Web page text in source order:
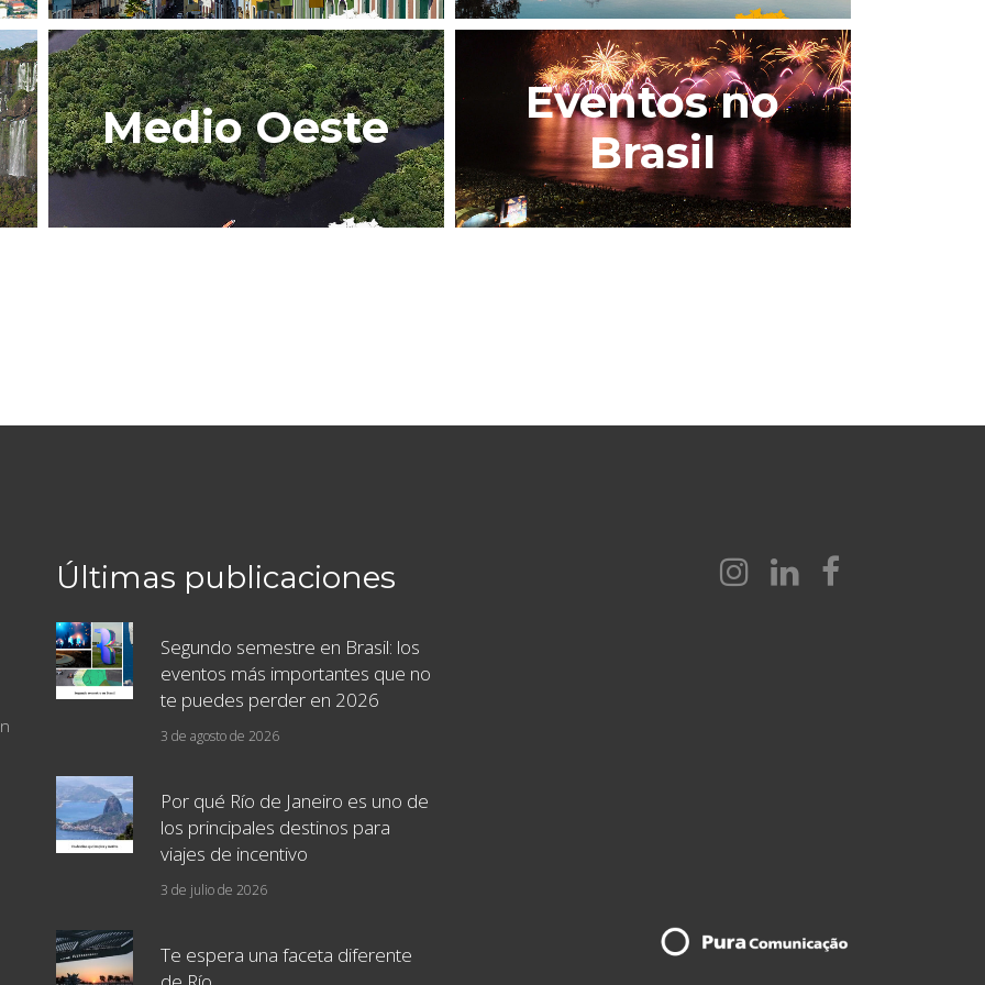
Medio Oeste
Eventos no
Brasil
Últimas publicaciones
Segundo semestre en Brasil: los
eventos más importantes que no
te puedes perder en 2026
3 de agosto de 2026
Por qué Río de Janeiro es uno de
los principales destinos para
viajes de incentivo
3 de julio de 2026
Te espera una faceta diferente